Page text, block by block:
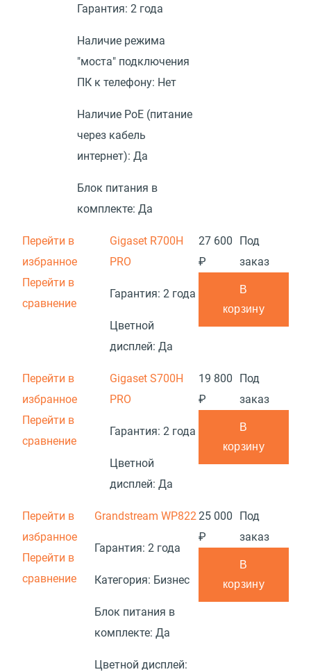
Гарантия: 2 года
Наличие режима
"моста" подключения
ПК к телефону: Нет
Наличие PoE (питание
через кабель
интернет): Да
Блок питания в
комплекте: Да
Перейти в
избранное
Перейти в
сравнение
Gigaset R700H
PRO
Гарантия: 2 года
Цветной
дисплей:Да
27 600
₽
Под
заказ
В
корзину
Перейти в
избранное
Перейти в
сравнение
Gigaset S700H
PRO
Гарантия: 2 года
Цветной
дисплей:Да
19 800
₽
Под
заказ
В
корзину
Перейти в
избранное
Перейти в
сравнение
Grandstream WP822
Гарантия: 2 года
Категория: Бизнес
Блок питания в
комплекте: Да
Цветной дисплей:
25 000
₽
Под
заказ
В
корзину